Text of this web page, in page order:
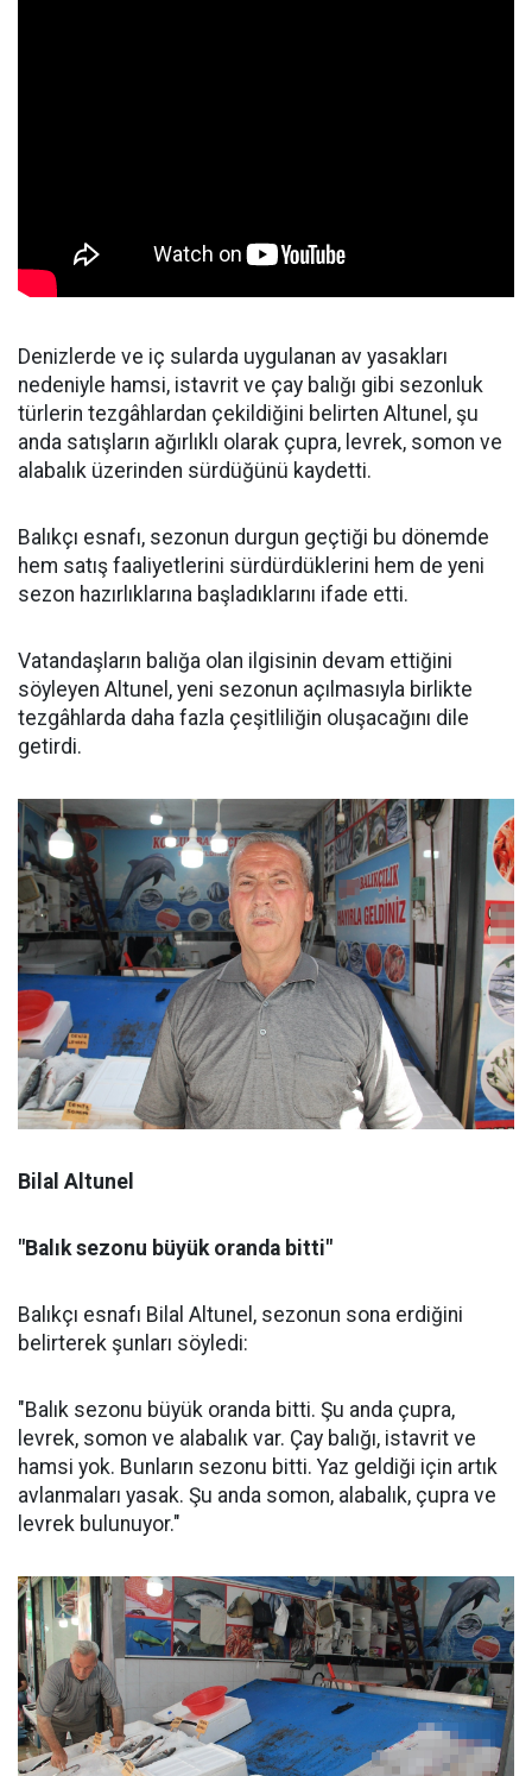
Denizlerde ve iç sularda uygulanan av yasakları
nedeniyle hamsi, istavrit ve çay balığı gibi sezonluk
türlerin tezgâhlardan çekildiğini belirten Altunel, şu
anda satışların ağırlıklı olarak çupra, levrek, somon ve
alabalık üzerinden sürdüğünü kaydetti.
Balıkçı esnafı, sezonun durgun geçtiği bu dönemde
hem satış faaliyetlerini sürdürdüklerini hem de yeni
sezon hazırlıklarına başladıklarını ifade etti.
Vatandaşların balığa olan ilgisinin devam ettiğini
söyleyen Altunel, yeni sezonun açılmasıyla birlikte
tezgâhlarda daha fazla çeşitliliğin oluşacağını dile
getirdi.
Bilal Altunel
"Balık sezonu büyük oranda bitti"
Balıkçı esnafı Bilal Altunel, sezonun sona erdiğini
belirterek şunları söyledi:
"Balık sezonu büyük oranda bitti. Şu anda çupra,
levrek, somon ve alabalık var. Çay balığı, istavrit ve
hamsi yok. Bunların sezonu bitti. Yaz geldiği için artık
avlanmaları yasak. Şu anda somon, alabalık, çupra ve
levrek bulunuyor."